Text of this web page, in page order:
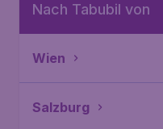
Nach Tabubil von
Wien
Salzburg